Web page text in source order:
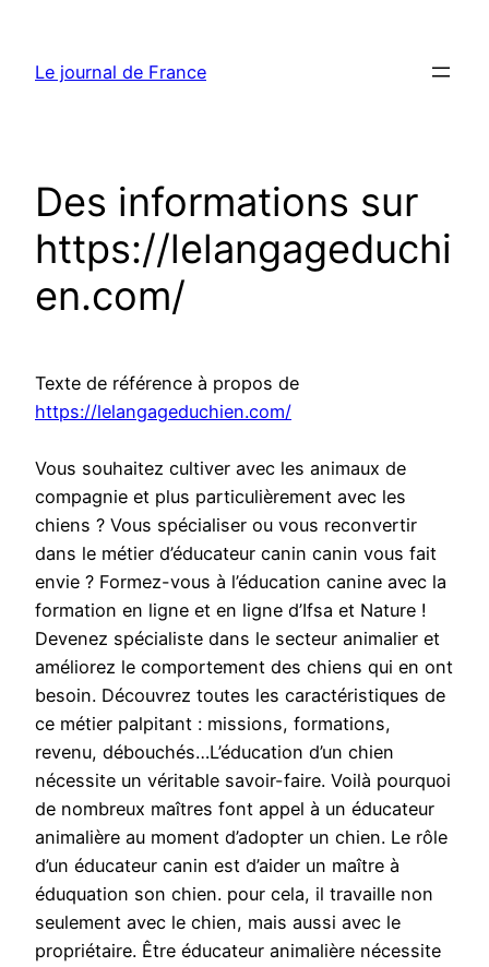
contenu
Le journal de France
Des informations sur
https://lelangageduchi
en.com/
Texte de référence à propos de
https://lelangageduchien.com/
Vous souhaitez cultiver avec les animaux de
compagnie et plus particulièrement avec les
chiens ? Vous spécialiser ou vous reconvertir
dans le métier d’éducateur canin canin vous fait
envie ? Formez-vous à l’éducation canine avec la
formation en ligne et en ligne d’Ifsa et Nature !
Devenez spécialiste dans le secteur animalier et
améliorez le comportement des chiens qui en ont
besoin. Découvrez toutes les caractéristiques de
ce métier palpitant : missions, formations,
revenu, débouchés…L’éducation d’un chien
nécessite un véritable savoir-faire. Voilà pourquoi
de nombreux maîtres font appel à un éducateur
animalière au moment d’adopter un chien. Le rôle
d’un éducateur canin est d’aider un maître à
éduquation son chien. pour cela, il travaille non
seulement avec le chien, mais aussi avec le
propriétaire. Être éducateur animalière nécessite